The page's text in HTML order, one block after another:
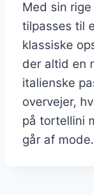
Med sin
tilpasses til
klassiske
der altid en
italienske
overvejer,
på tortellini
går af mode.